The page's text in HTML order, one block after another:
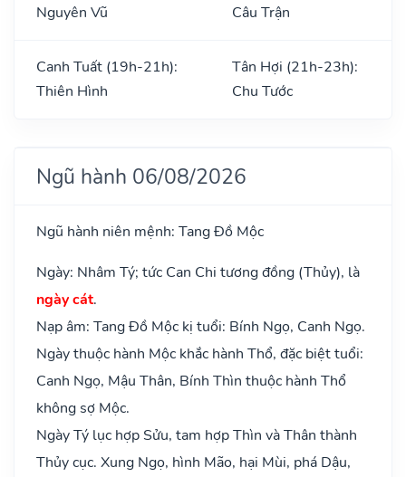
Nguyên Vũ
Câu Trận
Canh Tuất (19h-21h):
Thiên Hình
Tân Hợi (21h-23h):
Chu Tước
Ngũ hành 06/08/2026
Ngũ hành niên mệnh: Tang Đồ Mộc
Ngày: Nhâm Tý; tức Can Chi tương đồng (Thủy), là
ngày cát.
Nạp âm: Tang Đồ Mộc kị tuổi: Bính Ngọ, Canh Ngọ.
Ngày thuộc hành Mộc khắc hành Thổ, đặc biệt tuổi:
Canh Ngọ, Mậu Thân, Bính Thìn thuộc hành Thổ
không sợ Mộc.
Ngày Tý lục hợp Sửu, tam hợp Thìn và Thân thành
Thủy cục. Xung Ngọ, hình Mão, hại Mùi, phá Dậu,